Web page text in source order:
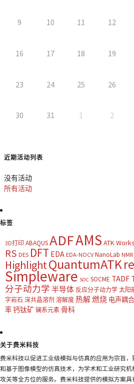
9 10 11 12
16 17 18 19
23 24 25 26
30 31 1 2
近期活动列表
没有活动
所有活动
标签
3D打印 ABAQUSADFAMS ATK
RS DES DFT EDA EDA-NOCV NanoLab NMR
HighlightQuantumATK
Simpleware SOC SOCME TADF
分子动力学 半导体 反应分子动力学 太阳
字岩石 深共晶溶剂 溶解度 热解燃烧 电声耦合
率钙钛矿 镧系元素 骨科
关于费米科技
费米科技以促进工业级模拟与仿真的应用为宗旨
和基于图像模型的仿真技术，为学术和工业研究
攻关等全方位的服务。费米科技提供的模拟方案